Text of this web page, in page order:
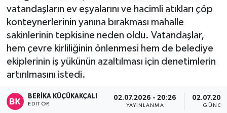
vatandaşların ev eşyalarını ve hacimli atıkları çöp
konteynerlerinin yanına bırakması mahalle
sakinlerinin tepkisine neden oldu. Vatandaşlar,
hem çevre kirliliğinin önlenmesi hem de belediye
ekiplerinin iş yükünün azaltılması için denetimlerin
artırılmasını istedi.
BERIKA KÜÇÜKAKÇALI
EDITÖR
02.07.2026 - 20:26
YAYINLANMA
Bartın
Karabük
Devrek
ÇEVRE
Haber Arşivi